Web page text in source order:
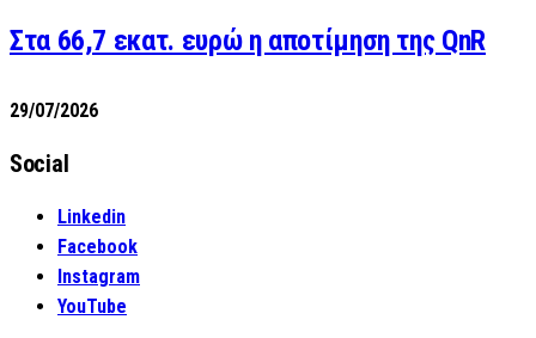
Στα 66,7 εκατ. ευρώ η αποτίμηση της QnR
29/07/2026
Social
Linkedin
Facebook
Instagram
YouTube